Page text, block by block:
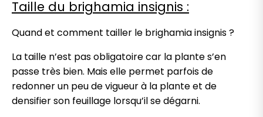
Taille du brighamia insignis :
Quand et comment tailler le brighamia insignis ?
La taille n’est pas obligatoire car la plante s’en
passe très bien. Mais elle permet parfois de
redonner un peu de vigueur à la plante et de
densifier son feuillage lorsqu’il se dégarni.